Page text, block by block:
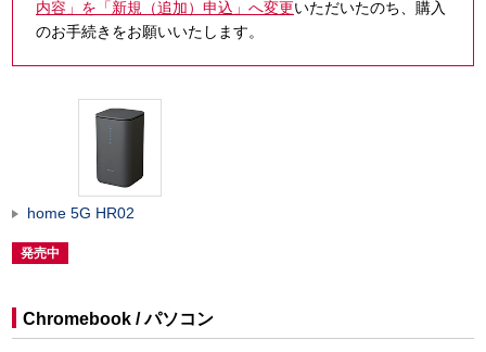
内容」を「新規（追加）申込」へ変更いただいたのち、購入
のお手続きをお願いいたします。
home 5G HR02
発売中
Chromebook / パソコン